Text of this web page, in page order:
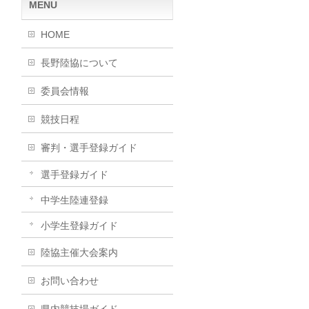
MENU
HOME
長野陸協について
委員会情報
競技日程
審判・選手登録ガイド
選手登録ガイド
中学生陸連登録
小学生登録ガイド
陸協主催大会案内
お問い合わせ